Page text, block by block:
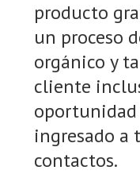
producto
un proceso
orgánico y
cliente
oportunidad
ingresado a
contactos.